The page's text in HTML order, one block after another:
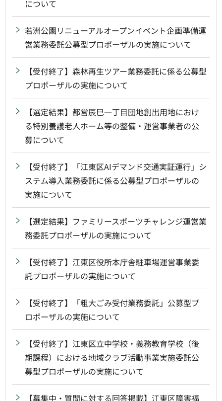
について
若洲公園リニューアルオープンイベント企画準備運
営業務委託公募型プロポーザルの実施について
【受付終了】森林再生ツアー業務委託に係る公募型
プロポーザルの実施について
【選定結果】都営辰巳一丁目団地創出用地におけ
る特別養護老人ホーム等の整備・運営事業者の公
募について
【受付終了】「江東区AIデマンド交通実証運行」シ
ステム導入業務委託に係る公募型プロポーザルの
実施について
【選定結果】ファミリースポーツチャレンジ運営業
務委託プロポーザルの実施について
【受付終了】江東区役所本庁舎駐車場運営事業委
託プロポーザルの実施について
【受付終了】「粗大ごみ受付業務委託」公募型プ
ロポーザルの実施について
【受付終了】江東区立中学校・義務教育学校（後
期課程）における地域クラブ活動事業実施委託公
募型プロポーザルの実施について
【募集中・質問に対する回答掲載】江東区障害福